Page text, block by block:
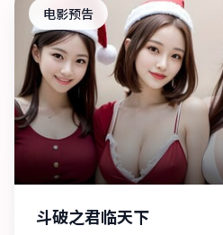
电影预告
斗破之君临天下